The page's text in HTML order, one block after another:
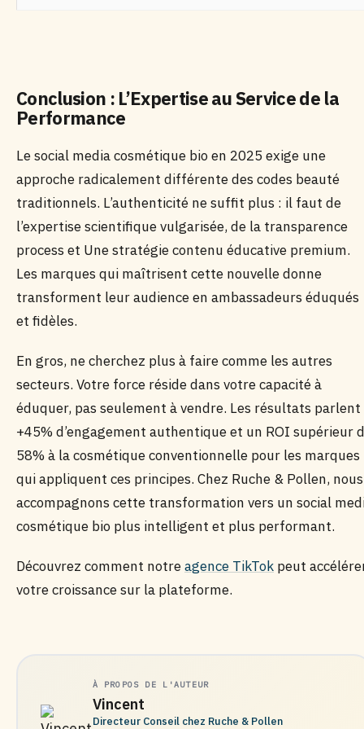
Conclusion : L’Expertise au Service de la
Performance
Le social media cosmétique bio en 2025 exige une
approche radicalement différente des codes beauté
traditionnels. L’authenticité ne suffit plus : il faut de
l’expertise scientifique vulgarisée, de la transparence
process et Une stratégie contenu éducative premium.
Les marques qui maîtrisent cette nouvelle donne
transforment leur audience en ambassadeurs éduqués
et fidèles.
En gros, ne cherchez plus à faire comme les autres
secteurs. Votre force réside dans votre capacité à
éduquer, pas seulement à vendre. Les résultats parlent
+45% d’engagement authentique et un ROI supérieur
58% à la cosmétique conventionnelle pour les marques
qui appliquent ces principes. Chez Ruche & Pollen, nous
accompagnons cette transformation vers un social
cosmétique bio plus intelligent et plus performant.
Découvrez comment notreagence TikTok peut
votre croissance sur la plateforme.
À PROPOS DE L'AUTEUR
Vincent
Directeur Conseil chez Ruche & Pollen